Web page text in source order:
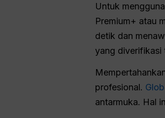
Untuk
Premium+ atau
detik dan
yang diverifikasi
profesional.
antarmuka. Hal